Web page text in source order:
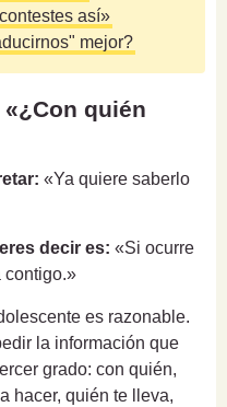
así»
mejor?
quién
«Ya quiere saberlo
decir es: «Si ocurre
contigo.»
es razonable.
la información que
grado: con quién,
hacer, quién te lleva,